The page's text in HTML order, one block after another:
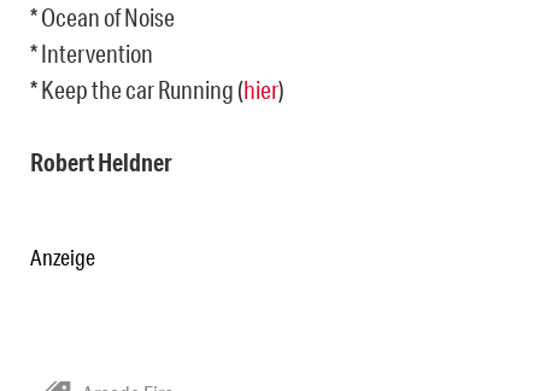
* Ocean of Noise
* Intervention
* Keep the car Running (hier)
Robert Heldner
Anzeige